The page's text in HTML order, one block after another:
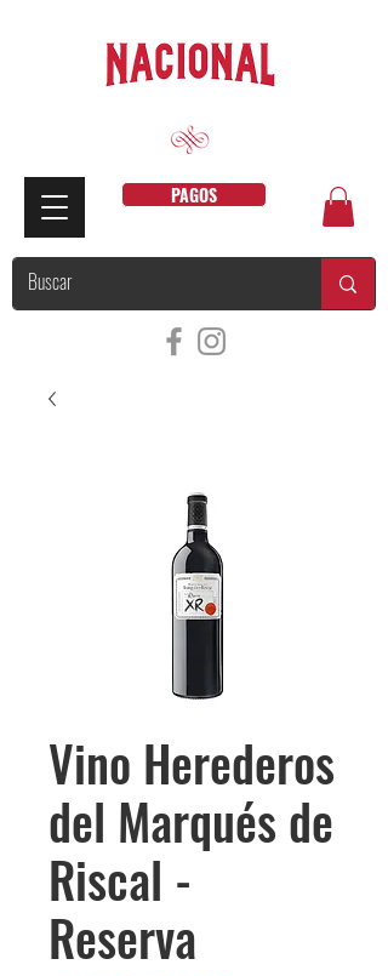
PAGOS
Vino Herederos
del Marqués de
Riscal -
Reserva